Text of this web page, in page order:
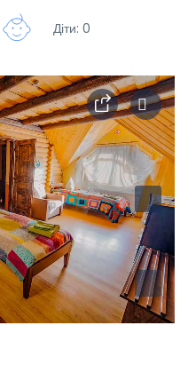
Діти: 0